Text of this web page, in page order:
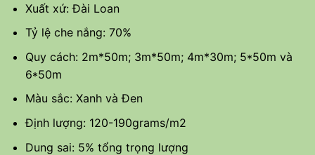
Xuất xứ: Đài Loan
Tỷ lệ che nắng: 70%
Quy cách: 2m*50m; 3m*50m; 4m*30m; 5*50m và
6*50m
Màu sắc: Xanh và Đen
Định lượng: 120-190grams/m2
Dung sai: 5% tổng trọng lượng